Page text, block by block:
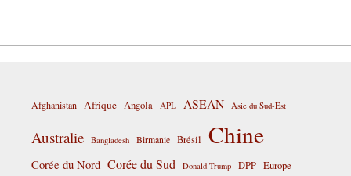
Afghanistan Afrique Angola APL ASEAN Asie du Sud-Est
Australie Bangladesh Birmanie Brésil Chine
Corée du Nord Corée du Sud Donald Trump DPP Europe